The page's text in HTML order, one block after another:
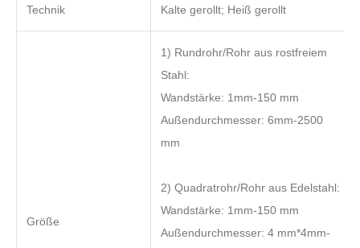
Technik Kalte gerollt; Heiß gerollt
Größe
1) Rundrohr/Rohr aus rostfreiem
Stahl:
Wandstärke: 1mm-150 mm
Außendurchmesser: 6mm-2500
mm
2) Quadratrohr/Rohr aus Edelstahl:
Wandstärke: 1mm-150 mm
Außendurchmesser: 4 mm*4mm-